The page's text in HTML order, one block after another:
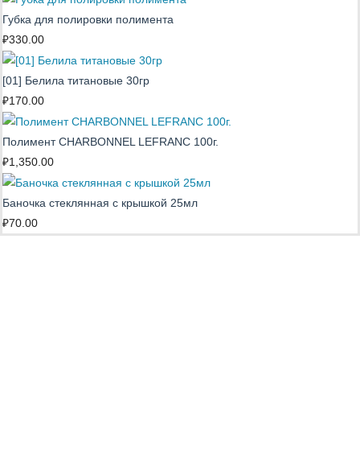
Губка для полировки полимента
₽330.00
[01] Белила титановые 30гр
₽170.00
Полимент CHARBONNEL LEFRANC 100г.
₽1,350.00
Баночка стеклянная с крышкой 25мл
₽70.00